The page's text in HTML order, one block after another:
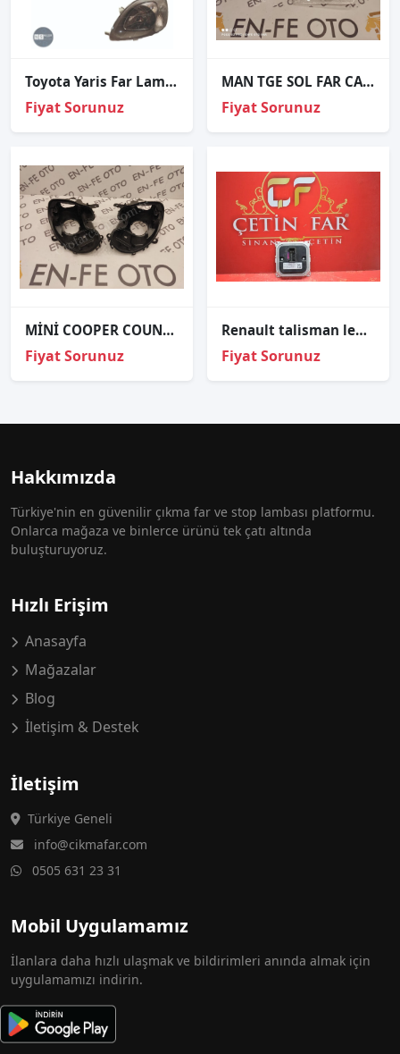
Toyota Yaris Far Lambası Sağ-Sol Takım Manuel
Fiyat Sorunuz
MAN TGE SOL FAR CAMI SIFIR
Fiyat Sorunuz
MİNİ COOPER COUNTRYMAN R60 SOL FAR KASASI SIFIR
Fiyat Sorunuz
Renault tali̇sman led far beyni̇ sıfır orji̇nal a2c906658030
Fiyat Sorunuz
Hakkımızda
Türkiye'nin en güvenilir çıkma far ve stop lambası platformu.
Onlarca mağaza ve binlerce ürünü tek çatı altında
buluşturuyoruz.
Hızlı Erişim
Anasayfa
Mağazalar
Blog
İletişim & Destek
İletişim
Türkiye Geneli
info@cikmafar.com
0505 631 23 31
Mobil Uygulamamız
İlanlara daha hızlı ulaşmak ve bildirimleri anında almak için
uygulamamızı indirin.